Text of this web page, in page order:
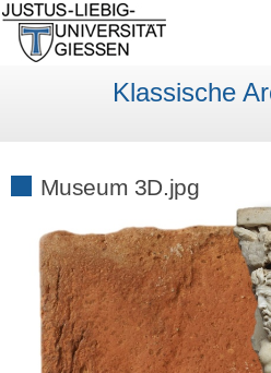
Klassische
Museum 3D.jpg